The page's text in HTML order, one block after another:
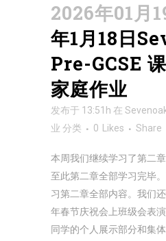
2026年01月
年1月18日
Pre-GCSE
家庭作业
发布于 13:51h 在
业 分类 0 Likes Share
本周我们继续学习了第二
至此第二章全部学习完毕
习第二章全部内容。我们
年春节庆祝会上班级会表
同学的个人展示部分和集